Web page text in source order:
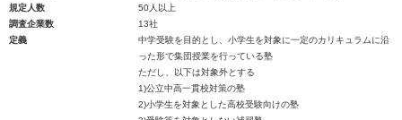
規定人数
50人以上
調査企業数
13社
定義
中学受験を目的とし、小学生を対象に一定のカリキュラムに沿
った形で集団授業を行っている塾
ただし、以下は対象外とする
1)公立中高一貫校対策の塾
2)小学生を対象とした高校受験向けの塾